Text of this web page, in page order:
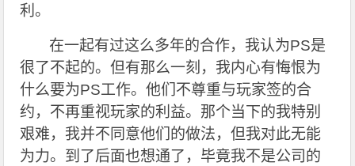
利。
在一起有过这么多年的合作，我认为PS是
很了不起的。但有那么一刻，我内心有悔恨为
什么要为PS工作。他们不尊重与玩家签的合
约，不再重视玩家的利益。那个当下的我特别
艰难，我并不同意他们的做法，但我对此无能
为力。到了后面也想通了，毕竟我不是公司的